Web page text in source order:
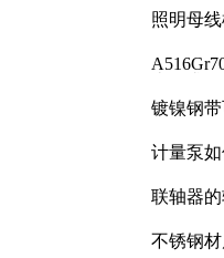
照明母
镀镍钢
计量泵
联轴器
不锈钢